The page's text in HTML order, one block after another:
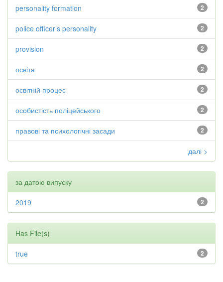
2
personality formation
2
police officer’s personality
2
provision
2
освіта
2
освітній процес
2
особистість поліцейського
2
правові та психологічні засади
далі >
за датою випуску
2
2019
Has File(s)
2
true